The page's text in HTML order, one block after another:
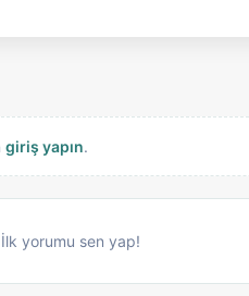
giriş yapın.
İlk yorumu sen yap!